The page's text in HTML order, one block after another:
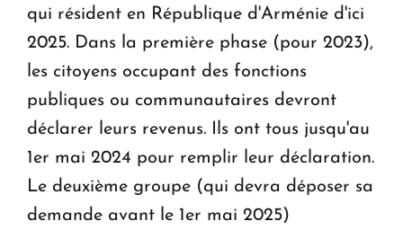
qui résident en République d'Arménie d'ici
2025. Dans la première phase (pour 2023),
les citoyens occupant des fonctions
publiques ou communautaires devront
déclarer leurs revenus. Ils ont tous jusqu'au
1er mai 2024 pour remplir leur déclaration.
Le deuxième groupe (qui devra déposer sa
demande avant le 1er mai 2025)